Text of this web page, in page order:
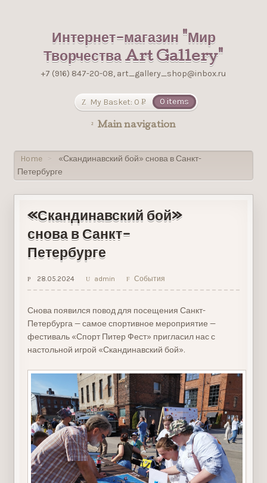
Интернет-магазин "Мир
Творчества Art Gallery"
+7 (916) 847-20-08, art_gallery_shop@inbox.ru
My Basket: 0Р
0 items
Main navigation
Home >
«Скандинавский бой» снова в Санкт-
Петербурге
«Скандинавский бой»
снова в Санкт-
Петербурге
28.05.2024 admin События
Снова появился повод для посещения Санкт-
Петербурга — самое спортивное мероприятие —
фестиваль «Спорт Питер Фест» пригласил нас с
настольной игрой «Скандинавский бой».